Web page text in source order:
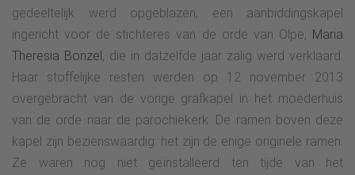
gedeeltelijk werd opgeblazen, een aanbiddingskapel
ingericht voor de stichteres van de orde van Olpe, Maria
Theresia Bonzel, die in datzelfde jaar zalig werd verklaard.
Haar stoffelijke resten werden op 12 november 2013
overgebracht van de vorige grafkapel in het moederhuis
van de orde naar de parochiekerk. De ramen boven deze
kapel zijn bezienswaardig: het zijn de enige originele ramen.
Ze waren nog niet geïnstalleerd ten tijde van het